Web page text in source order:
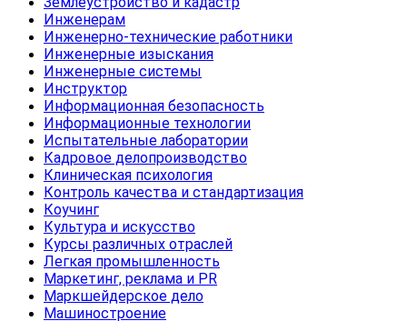
Инженерам
Инженерно-технические работники
Инженерные изыскания
Инженерные системы
Инструктор
Информационная безопасность
Информационные технологии
Испытательные лаборатории
Кадровое делопроизводство
Клиническая психология
Контроль качества и стандартизация
Коучинг
Культура и искусство
Курсы различных отраслей
Легкая промышленность
Маркетинг, реклама и PR
Маркшейдерское дело
Машиностроение